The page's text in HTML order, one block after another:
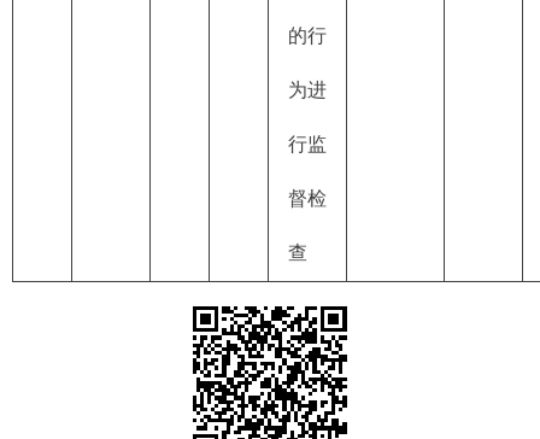
的行
为进
行监
督检
查